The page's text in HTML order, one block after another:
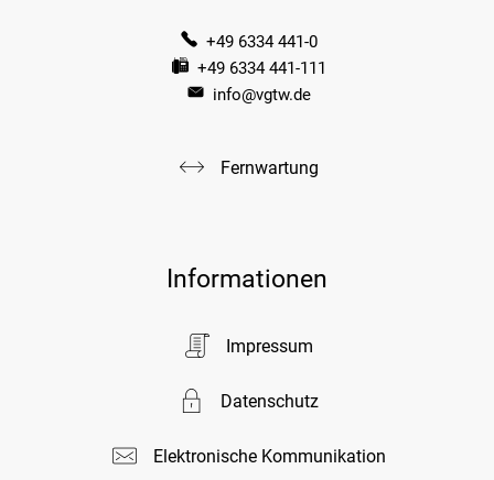
+49 6334 441-0
+49 6334 441-111
info@vgtw.de
Fernwartung
Informationen
Impressum
Datenschutz
Elektronische Kommunikation